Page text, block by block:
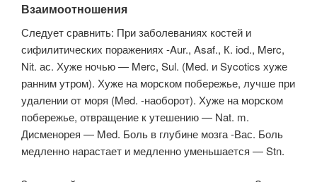
Взаимоотношения
Следует сравнить: При заболеваниях костей и
сифилитических поражениях -Aur., Asaf., К. iod., Merc,
Nit. ас. Хуже ночью — Merc, Sul. (Med. и Sycotics хуже
ранним утром). Хуже на морском побережье, лучше при
удалении от моря (Med. -наоборот). Хуже на морском
побережье, отвращение к утешению — Nat. m.
Дисменорея — Med. Боль в глубине мозга -Вас. Боль
медленно нарастает и медленно уменьшается — Stn.